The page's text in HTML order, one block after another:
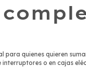
para quienes quieren
o en cajas